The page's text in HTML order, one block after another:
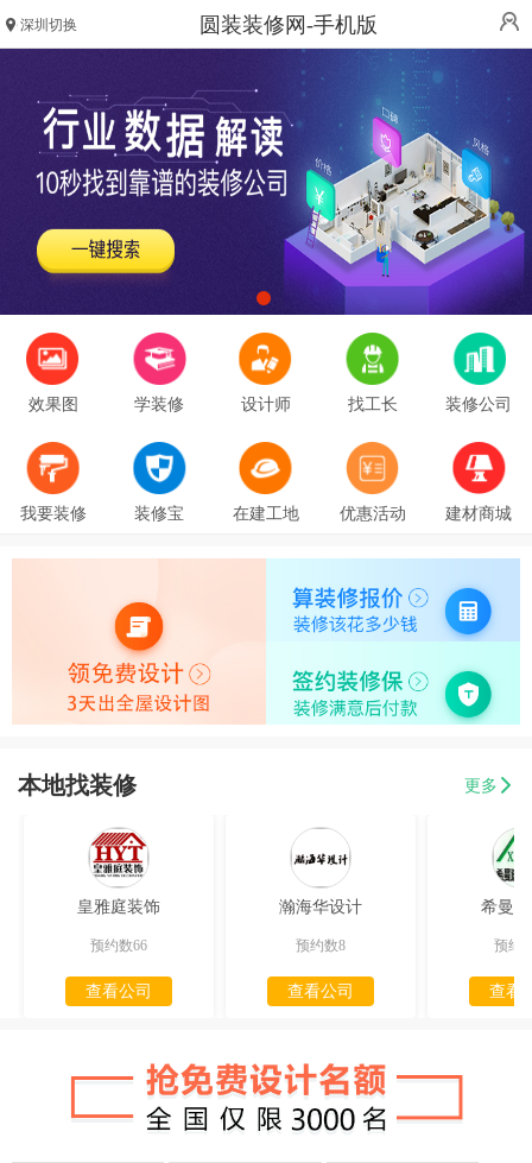
深圳切换 圆装装修网-手机版
效果图 学装修 设计师 找工长 装修公司
我要装修 装修宝 在建工地 优惠活动 建材商城
本地找装修 更多
皇雅庭装饰
预约数66
查看公司
瀚海华设计
预约数8
查看公司
希曼
预约
查看